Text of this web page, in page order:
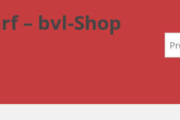
– bvl-Shop